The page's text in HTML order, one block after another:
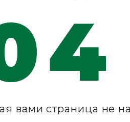
вами страница не